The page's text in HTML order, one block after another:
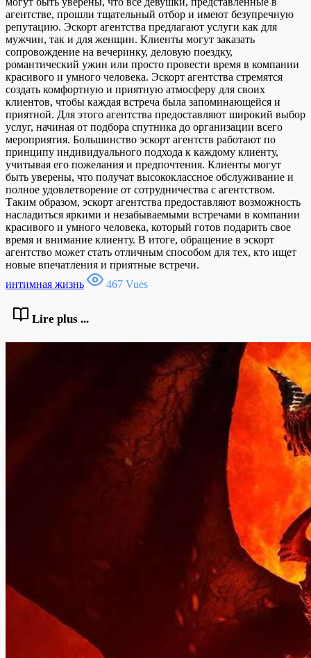
агентстве, прошли тщательный отбор и имеют безупречную
репутацию. Эскорт агентства предлагают услуги как для
мужчин, так и для женщин. Клиенты могут заказать
сопровождение на вечеринку, деловую поездку,
романтический ужин или просто провести время в компании
красивого и умного человека. Эскорт агентства стремятся
создать комфортную и приятную атмосферу для своих
клиентов, чтобы каждая встреча была запоминающейся и
приятной. Для этого агентства предоставляют широкий выбор
услуг, начиная от подбора спутника до организации всего
мероприятия. Большинство эскорт агентств работают по
принципу индивидуального подхода к каждому клиенту,
учитывая его пожелания и предпочтения. Клиенты могут
быть уверены, что получат высококлассное обслуживание и
полное удовлетворение от сотрудничества с агентством.
Таким образом, эскорт агентства предоставляют возможность
насладиться яркими и незабываемыми встречами в компании
красивого и умного человека, который готов подарить свое
время и внимание клиенту. В итоге, обращение в эскорт
агентство может стать отличным способом для тех, кто ищет
новые впечатления и приятные встречи.
интимная жизнь
467 Vues
Lire plus ...